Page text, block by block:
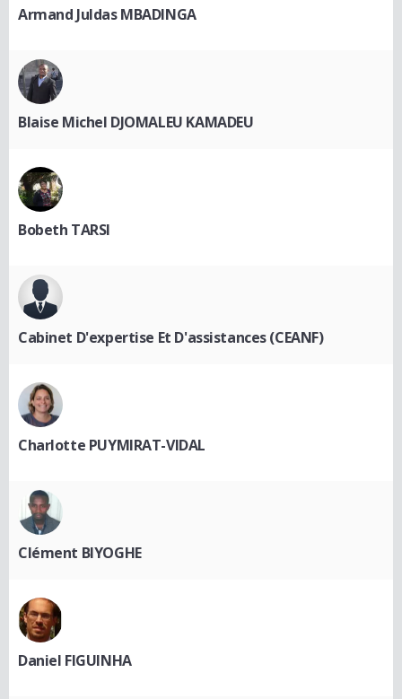
Armand Juldas MBADINGA
Blaise Michel DJOMALEU KAMADEU
Bobeth TARSI
Cabinet D'expertise Et D'assistances (CEANF)
Charlotte PUYMIRAT-VIDAL
Clément BIYOGHE
Daniel FIGUINHA